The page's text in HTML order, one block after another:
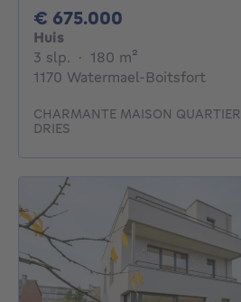
€ 675.000
Huis
3 slp. 3 slaapkamers
· 180 m²
1170 Watermael-Boitsfort
CHARMANTE MAISON QUARTIER
DRIES